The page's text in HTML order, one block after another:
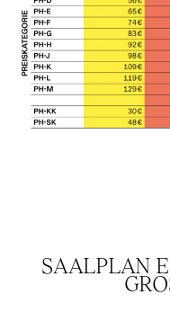
SAALPLAN